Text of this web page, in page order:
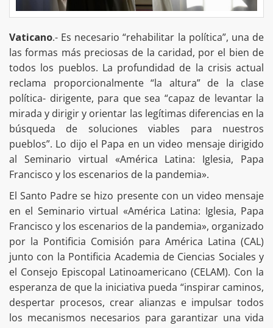
Vaticano.- Es necesario “rehabilitar la política”, una de
las formas más preciosas de la caridad, por el bien de
todos los pueblos. La profundidad de la crisis actual
reclama proporcionalmente “la altura” de la clase
política- dirigente, para que sea “capaz de levantar la
mirada y dirigir y orientar las legítimas diferencias en la
búsqueda de soluciones viables para nuestros
pueblos”. Lo dijo el Papa en un video mensaje dirigido
al Seminario virtual «América Latina: Iglesia, Papa
Francisco y los escenarios de la pandemia».
El Santo Padre se hizo presente con un video mensaje
en el Seminario virtual «América Latina: Iglesia, Papa
Francisco y los escenarios de la pandemia», organizado
por la Pontificia Comisión para América Latina (CAL)
junto con la Pontificia Academia de Ciencias Sociales y
el Consejo Episcopal Latinoamericano (CELAM). Con la
esperanza de que la iniciativa pueda “inspirar caminos,
despertar procesos, crear alianzas e impulsar todos
los mecanismos necesarios para garantizar una vida